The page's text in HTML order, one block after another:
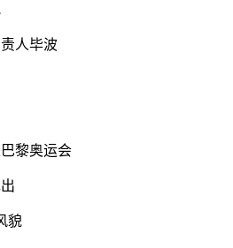
人毕波
黎奥运会
貌